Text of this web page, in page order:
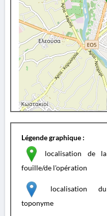
Légende graphique :
localisation de la
fouille/de l'opération
localisation du
toponyme